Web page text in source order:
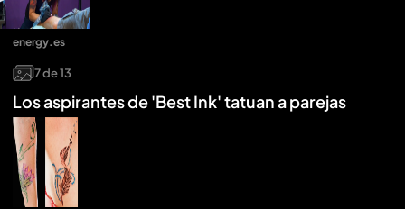
7de13
Los aspirantes de 'Best Ink' tatuan a parejas
energy.es